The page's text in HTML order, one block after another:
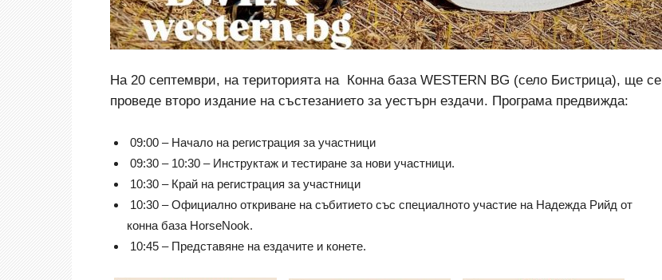
На 20 септември, на територията на Конна база WESTERN BG (село Бистрица), ще се
проведе второ издание на състезанието за уестърн ездачи. Програма предвижда:
09:00 – Начало на регистрация за участници
09:30 – 10:30 – Инструктаж и тестиране за нови участници.
10:30 – Край на регистрация за участници
10:30 – Официално откриване на събитието със специалното участие на Надежда Рийд от
конна база HorseNook.
10:45 – Представяне на ездачите и конете.